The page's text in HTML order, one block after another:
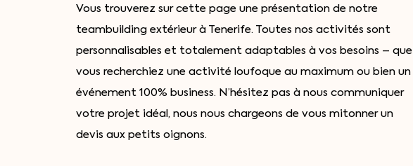
Vous trouverez sur cette page une présentation de notre
teambuilding extérieur à Tenerife. Toutes nos activités sont
personnalisables et totalement adaptables à vos besoins – que
vous recherchiez une activité loufoque au maximum ou bien un
événement 100% business. N’hésitez pas à nous communiquer
votre projet idéal, nous nous chargeons de vous mitonner un
devis aux petits oignons.